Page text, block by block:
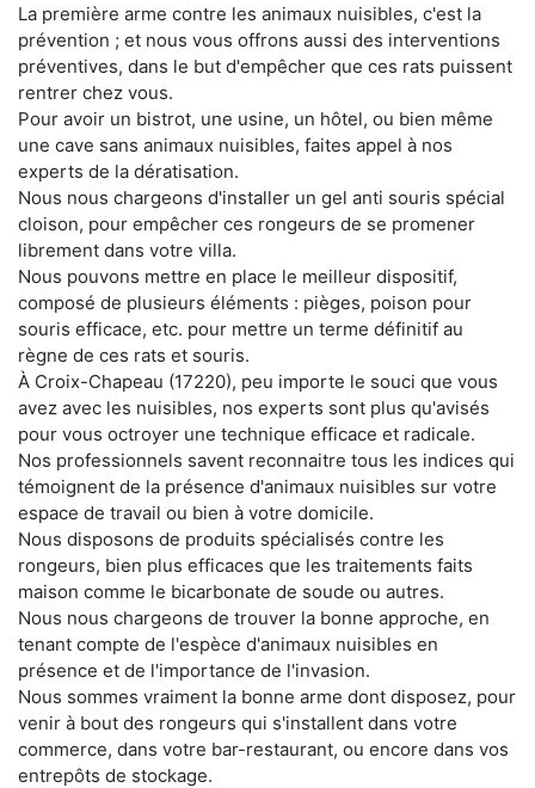
La première arme contre les animaux nuisibles, c'est la
prévention ; et nous vous offrons aussi des interventions
préventives, dans le but d'empêcher que ces rats puissent
rentrer chez vous.
Pour avoir un bistrot, une usine, un hôtel, ou bien même
une cave sans animaux nuisibles, faites appel à nos
experts de la dératisation.
Nous nous chargeons d'installer un gel anti souris spécial
cloison, pour empêcher ces rongeurs de se promener
librement dans votre villa.
Nous pouvons mettre en place le meilleur dispositif,
composé de plusieurs éléments : pièges, poison pour
souris efficace, etc. pour mettre un terme définitif au
règne de ces rats et souris.
À Croix-Chapeau (17220), peu importe le souci que vous
avez avec les nuisibles, nos experts sont plus qu'avisés
pour vous octroyer une technique efficace et radicale.
Nos professionnels savent reconnaitre tous les indices qui
témoignent de la présence d'animaux nuisibles sur votre
espace de travail ou bien à votre domicile.
Nous disposons de produits spécialisés contre les
rongeurs, bien plus efficaces que les traitements faits
maison comme le bicarbonate de soude ou autres.
Nous nous chargeons de trouver la bonne approche, en
tenant compte de l'espèce d'animaux nuisibles en
présence et de l'importance de l'invasion.
Nous sommes vraiment la bonne arme dont disposez, pour
venir à bout des rongeurs qui s'installent dans votre
commerce, dans votre bar-restaurant, ou encore dans vos
entrepôts de stockage.